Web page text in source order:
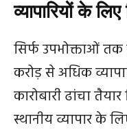
व्यापारियों के
सिर्फ उपभोक्ताओं
करोड़ से अधिक
कारोबारी ढांचा
स्थानीय व्यापार के